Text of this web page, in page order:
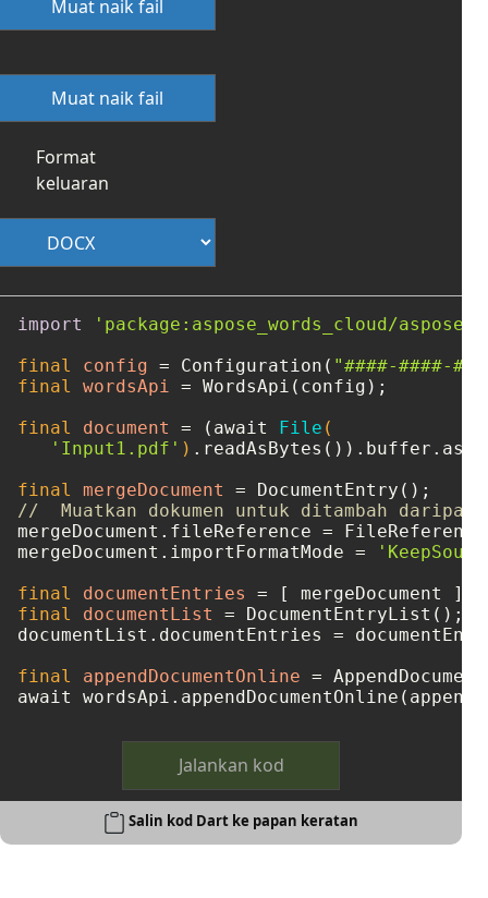
Muat naik fail
Muat naik fail
Format
keluaran
import
'package:aspose_words_cloud/
final
config = Configuration( "####-####-
final
wordsApi = WordsApi(config);
final
document = (await File (
'Input1.pdf' )
final
mergeDocument =
//  Muatkan dokumen untuk ditambah
mergeDocument.fileReference =
mergeDocument.importFormatMode =
final
documentEntries =
final
documentList = DocumentEntryList();
documentList.documentEntries =
final
appendDocumentOnline =
Jalankan kod
Salin kod Dart ke papan keratan